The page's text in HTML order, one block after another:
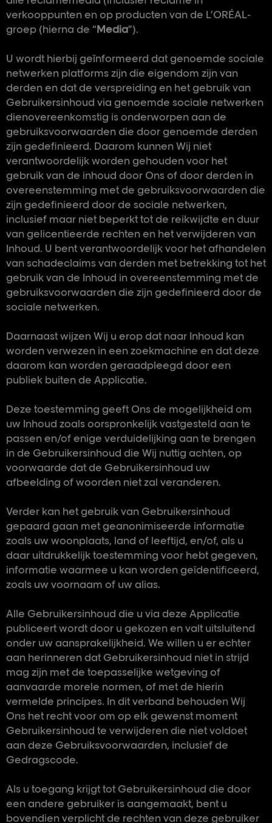
verkooppunten en op producten van de L’ORÉAL-
groep (hierna de “Media”).
U wordt hierbij geïnformeerd dat genoemde sociale
netwerken platforms zijn die eigendom zijn van
derden en dat de verspreiding en het gebruik van
Gebruikersinhoud via genoemde sociale netwerken
dienovereenkomstig is onderworpen aan de
gebruiksvoorwaarden die door genoemde derden
zijn gedefinieerd. Daarom kunnen Wij niet
verantwoordelijk worden gehouden voor het
gebruik van de inhoud door Ons of door derden in
overeenstemming met de gebruiksvoorwaarden die
zijn gedefinieerd door de sociale netwerken,
inclusief maar niet beperkt tot de reikwijdte en duur
van gelicentieerde rechten en het verwijderen van
Inhoud. U bent verantwoordelijk voor het afhandelen
van schadeclaims van derden met betrekking tot het
gebruik van de Inhoud in overeenstemming met de
gebruiksvoorwaarden die zijn gedefinieerd door de
sociale netwerken.
Daarnaast wijzen Wij u erop dat naar Inhoud kan
worden verwezen in een zoekmachine en dat deze
daarom kan worden geraadpleegd door een
publiek buiten de Applicatie.
Deze toestemming geeft Ons de mogelijkheid om
uw Inhoud zoals oorspronkelijk vastgesteld aan te
passen en/of enige verduidelijking aan te brengen
in de Gebruikersinhoud die Wij nuttig achten, op
voorwaarde dat de Gebruikersinhoud uw
afbeelding of woorden niet zal veranderen.
Verder kan het gebruik van Gebruikersinhoud
gepaard gaan met geanonimiseerde informatie
zoals uw woonplaats, land of leeftijd, en/of, als u
daar uitdrukkelijk toestemming voor hebt gegeven,
informatie waarmee u kan worden geïdentificeerd,
zoals uw voornaam of uw alias.
Alle Gebruikersinhoud die u via deze Applicatie
publiceert wordt door u gekozen en valt uitsluitend
onder uw aansprakelijkheid. We willen u er echter
aan herinneren dat Gebruikersinhoud niet in strijd
mag zijn met de toepasselijke wetgeving of
aanvaarde morele normen, of met de hierin
vermelde principes. In dit verband behouden Wij
Ons het recht voor om op elk gewenst moment
Gebruikersinhoud te verwijderen die niet voldoet
aan deze Gebruiksvoorwaarden, inclusief de
Gedragscode.
Als u toegang krijgt tot Gebruikersinhoud die door
een andere gebruiker is aangemaakt, bent u
bovendien verplicht de rechten van deze gebruiker